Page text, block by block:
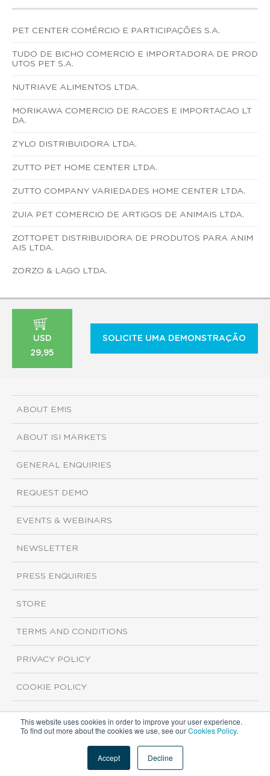
This website uses cookies in order to improve your user experience.
To find out more about the cookies we use, see ourCookies Policy.
Accept Decline
PET CENTER COMÉRCIO E PARTICIPAÇÕES S.A.
TUDO DE BICHO COMERCIO E IMPORTADORA DE PROD
UTOS PET S.A.
NUTRIAVE ALIMENTOS LTDA.
MORIKAWA COMERCIO DE RACOES E IMPORTACAO LT
DA.
ZYLO DISTRIBUIDORA LTDA.
ZUTTO PET HOME CENTER LTDA.
ZUTTO COMPANY VARIEDADES HOME CENTER LTDA.
ZUIA PET COMERCIO DE ARTIGOS DE ANIMAIS LTDA.
ZOTTOPET DISTRIBUIDORA DE PRODUTOS PARA ANIM
AIS LTDA.
ZORZO & LAGO LTDA.
USD
29,95
SOLICITE UMA DEMONSTRAÇÃO
ABOUT EMIS
ABOUT ISI MARKETS
GENERAL ENQUIRIES
REQUEST DEMO
EVENTS & WEBINARS
NEWSLETTER
PRESS ENQUIRIES
STORE
TERMS AND CONDITIONS
PRIVACY POLICY
COOKIE POLICY
Copyright ©2026 ISI Markets. All rights reserved.